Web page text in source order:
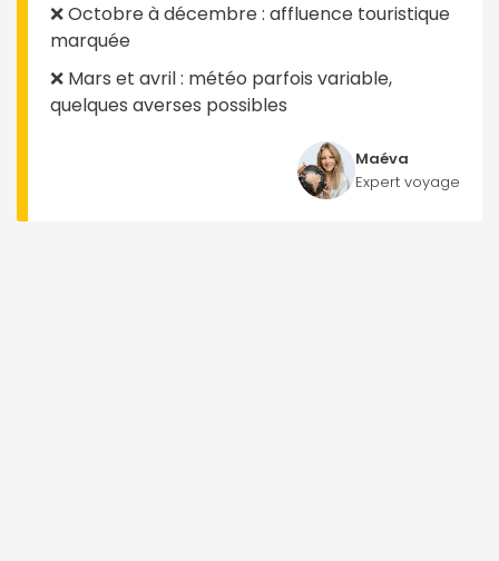
❌ Octobre à décembre : affluence touristique
marquée
❌ Mars et avril : météo parfois variable,
quelques averses possibles
Maéva
Expert voyage